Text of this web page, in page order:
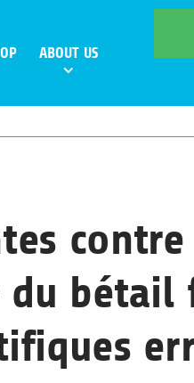
ABOUT US
du bétail